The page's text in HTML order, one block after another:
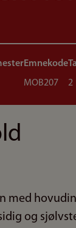
Emnekode
MOB207
2
med
og